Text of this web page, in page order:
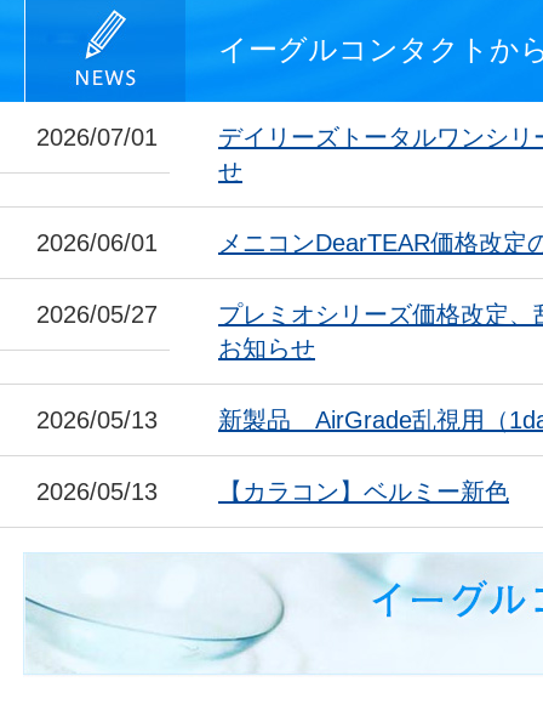
イーグルコンタクトか
2026/07/01
デイリーズトータルワンシ
せ
2026/06/01 メニコンDearTEAR価格改定
2026/05/27
プレミオシリーズ価格改定
お知らせ
2026/05/13 新製品 AirGrade乱視用（
2026/05/13 【カラコン】ベルミー新色